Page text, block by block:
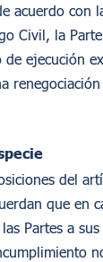
acuerdo con
Civil, la
ejecución
del
que en
Partes a